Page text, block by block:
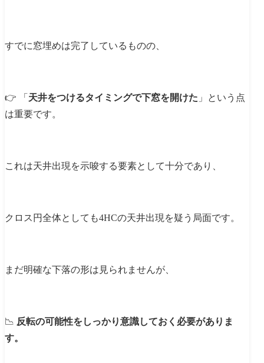
すでに窓埋めは完了しているものの、
👉 「 天井をつけるタイミングで下窓を開けた 」という点
は重要です。
これは天井出現を示唆する要素として十分であり、
クロス円全体としても4HCの天井出現を疑う局面です。
まだ明確な下落の形は見られませんが、
📉 反転の可能性をしっかり意識しておく必要がありま
す。